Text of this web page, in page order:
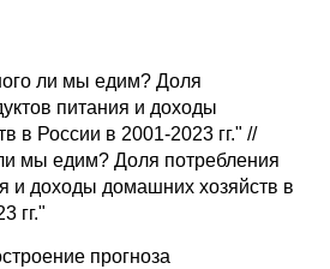
ли мы едим? Доля
питания и доходы
в России в 2001-2023 гг." //
мы едим? Доля потребления
и доходы домашних хозяйств в
гг."
прогноза